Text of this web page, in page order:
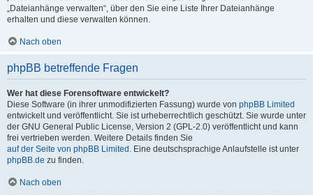
„Dateianhänge verwalten“, über den Sie eine Liste Ihrer Dateianhänge
erhalten und diese verwalten können.
Nach oben
phpBB betreffende Fragen
Wer hat diese Forensoftware entwickelt?
Diese Software (in ihrer unmodifizierten Fassung) wurde von phpBB Limited
entwickelt und veröffentlicht. Sie ist urheberrechtlich geschützt. Sie wurde unter
der GNU General Public License, Version 2 (GPL-2.0) veröffentlicht und kann
frei vertrieben werden. Weitere Details finden Sie
auf der Seite von phpBB Limited . Eine deutschsprachige Anlaufstelle ist unter
phpBB.de zu finden.
Nach oben